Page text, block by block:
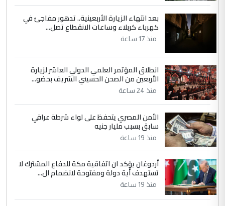
بعد انتهاء الزيارة الأربعينية.. تدهور مفاجئ في
كهرباء كربلاء وساعات الانقطاع تصل...
منذ 17 ساعة
انطلاق المؤتمر العلمي الدولي العاشر لزيارة
الأربعين من الصحن الحسيني الشريف بحضو...
منذ 24 ساعة
الأمن المصري يتحفظ على لواء شرطة عراقي
سابق بسبب مليار جنيه
منذ 19 ساعة
أردوغان يؤكد ان اتفاقية مكة للدفاع المشترك لا
تستهدف أية دولة ومفتوحة لانضمام ال...
منذ 19 ساعة